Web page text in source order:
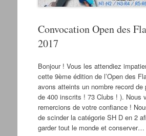
Convocation Open des
2017
Bonjour ! Vous les attendiez
cette 9ème édition de l’Open des
avons atteints un nombre record de
de 400 inscrits ! 73 Clubs ! ). Nous
remercions de votre confiance !
de scinder la catégorie SH D en 2
garder tout le monde et conserver…